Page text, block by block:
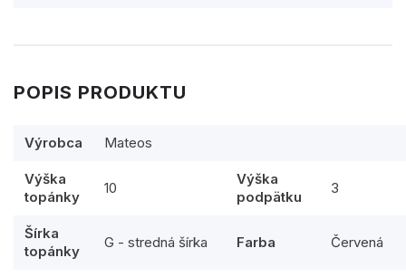
POPIS PRODUKTU
Výrobca Mateos
Výška
topánky
10
Výška
podpätku
3
Šírka
topánky
G - stredná šírka Farba Červená